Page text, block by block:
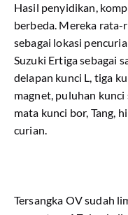
Hasil penyidikan,
berbeda. Mereka rata-
sebagai lokasi
Suzuki Ertiga sebagai
delapan kunci L, tiga
magnet, puluhan
mata kunci bor, Tang,
curian.
Tersangka OV sudah